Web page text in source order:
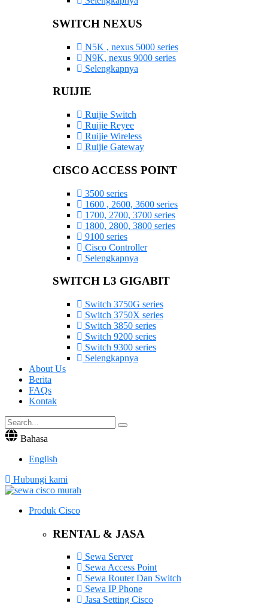
SWITCH NEXUS
N5K , nexus 5000 series
N9K, nexus 9000 series
Selengkapnya
RUIJIE
Ruijie Switch
Ruijie Reyee
Ruijie Wireless
Ruijie Gateway
CISCO ACCESS POINT
3500 series
1600 , 2600, 3600 series
1700, 2700, 3700 series
1800, 2800, 3800 series
9100 series
Cisco Controller
Selengkapnya
SWITCH L3 GIGABIT
Switch 3750G series
Switch 3750X series
Switch 3850 series
Switch 9200 series
Switch 9300 series
Selengkapnya
About Us
Berita
FAQs
Kontak
Bahasa
English
Hubungi kami
Produk Cisco
RENTAL & JASA
Sewa Server
Sewa Access Point
Sewa Router Dan Switch
Sewa IP Phone
Jasa Setting Cisco